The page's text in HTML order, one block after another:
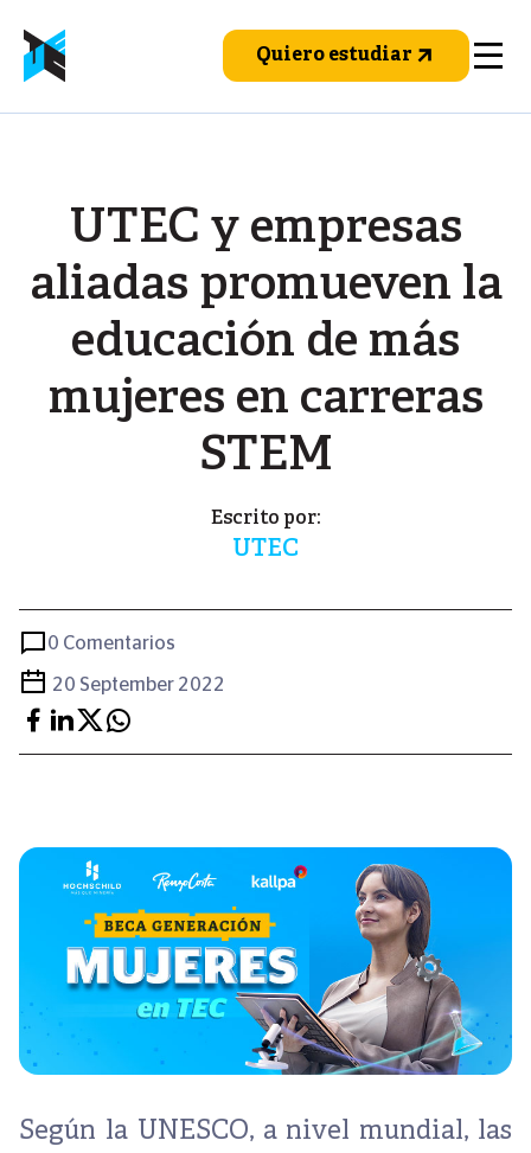
contenido
Quiero estudiar
UTEC y empresas
aliadas promueven la
educación de más
mujeres en carreras
STEM
Escrito por:
UTEC
0 Comentarios
20 September 2022
Según laUNESCO, a nivel mundial, las